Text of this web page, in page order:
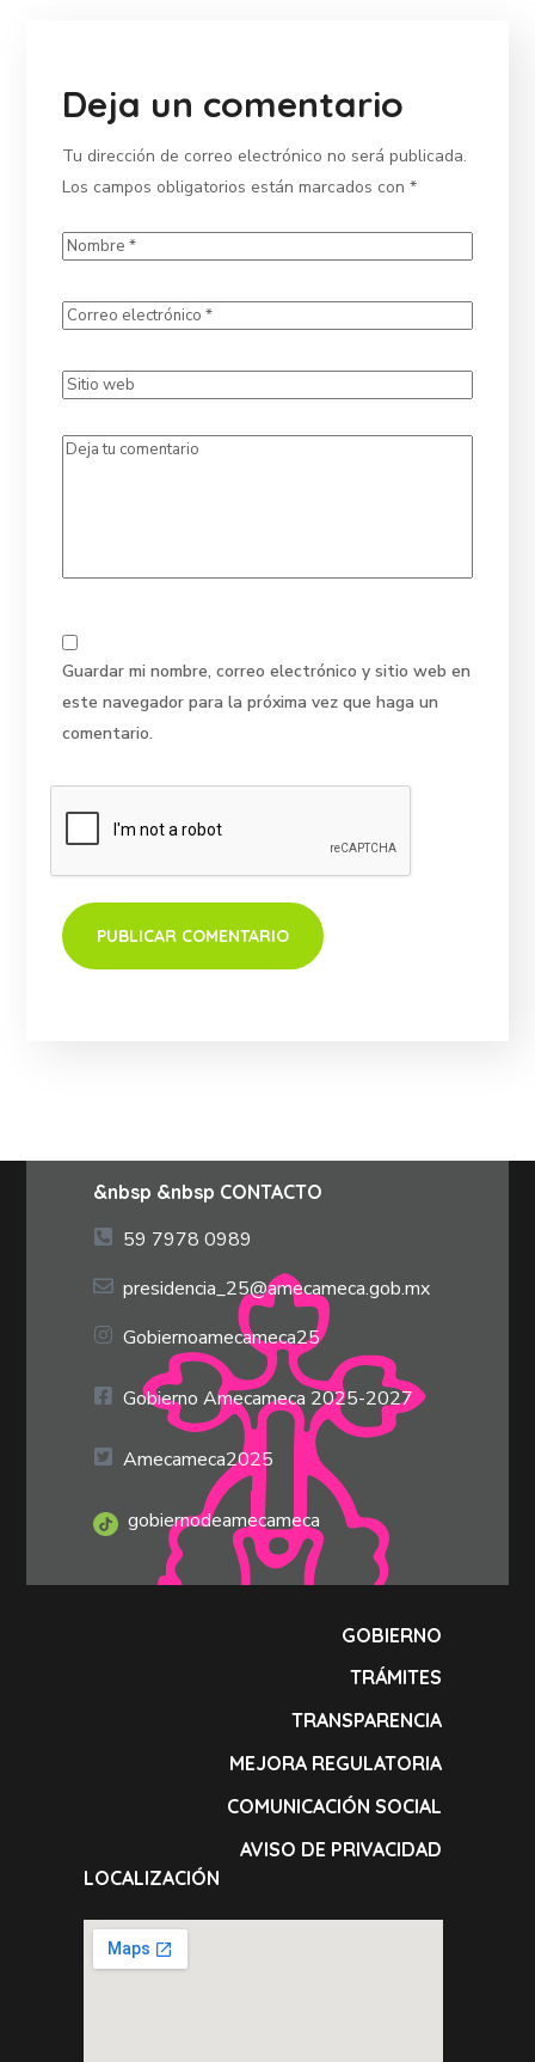
Deja un comentario
Tu dirección de correo electrónico no será publicada.
Los campos obligatorios están marcados con*
Guardar mi nombre, correo electrónico y sitio web en
este navegador para la próxima vez que haga un
comentario.
&nbsp &nbsp CONTACTO
59 7978 0989
presidencia_25@amecameca.gob.mx
Gobiernoamecameca25
Gobierno Amecameca 2025-2027
Amecameca2025
gobiernodeamecameca
GOBIERNO
TRÁMITES
TRANSPARENCIA
MEJORA REGULATORIA
COMUNICACIÓN SOCIAL
AVISO DE PRIVACIDAD
LOCALIZACIÓN